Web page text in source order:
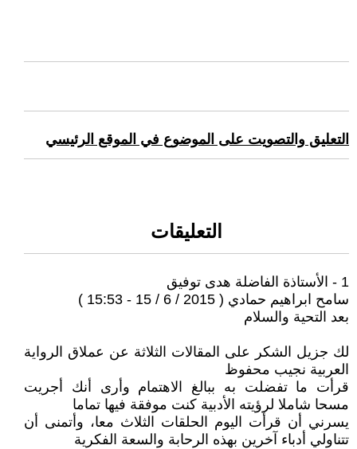
التعليق والتصويت على الموضوع في الموقع الرئيسي
التعليقات
1 - الأستاذة الفاضلة هدى توفيق
سامح ابراهيم حمادي ( 2015 / 6 / 15 - 15:53 )
بعد التحية والسلام
لك جزيل الشكر على المقالات الثلاثة عن عملاق الرواية
العربية نجيب محفوظ
قرأت ما تفضلت به ببالغ الاهتمام وأرى أنك أجريت
مسحا شاملا لرؤيته الأدبية كنت موفقة فيها تماما
يسرني أن قرأت اليوم الحلقات الثلاث معا، وأتمنى أن
تتناولي أدباء آخرين بهذه الرحابة والسعة الفكرية